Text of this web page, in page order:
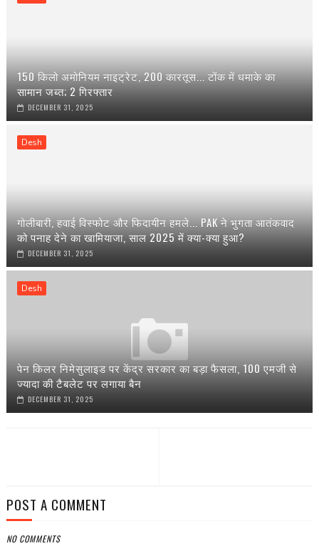
150 किलो अमोनियम नाइट्रेट, 200 कारतूस... टोंक में धमाके का
सामान जब्त; 2 गिरफ्तार
DECEMBER 31, 2025
Desh
गोलीबारी, हवाई विस्फोट और फिदायीन हमले... PAK ने भुगता आतंकवाद
को पनाह देने का खामियाजा, साल 2025 में क्या-क्या हुआ?
DECEMBER 31, 2025
Desh
पेन किलर निमेसुलाइड पर केंद्र सरकार का बड़ा फैसला, 100 एमजी से
ज्यादा की टैबलेट पर लगाया बैन
DECEMBER 31, 2025
POST A COMMENT
NO COMMENTS